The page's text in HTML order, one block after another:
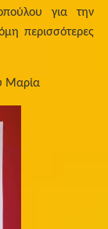
για την
περισσότερες
Μαρία